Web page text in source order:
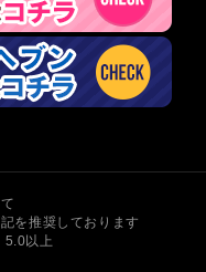
を推奨しております
以上